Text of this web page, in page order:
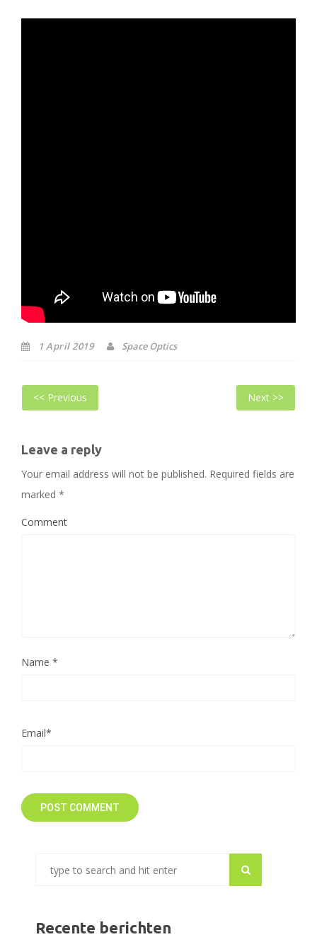
1 April 2019 Space Optics
Bericht
navigatie
<< Previous Next >>
Leave a reply
Your email address will not be published. Required fields are
marked *
Comment
Name *
Email*
Recente berichten